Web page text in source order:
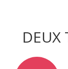
DEUX